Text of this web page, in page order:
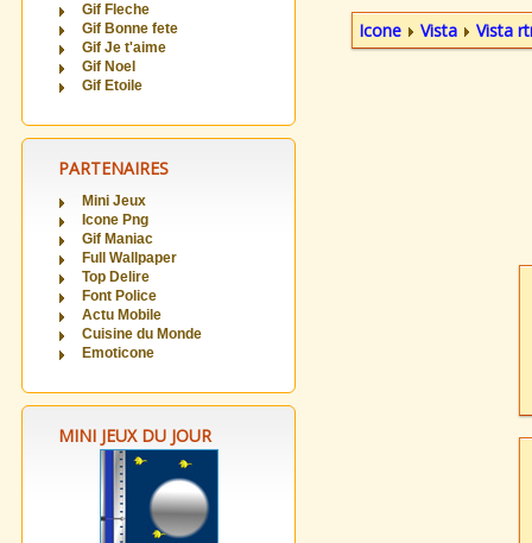
Gif Fleche
Gif Bonne fete
Gif Je t'aime
Gif Noel
Gif Etoile
PARTENAIRES
Mini Jeux
Icone Png
Gif Maniac
Full Wallpaper
Top Delire
Font Police
Actu Mobile
Cuisine du Monde
Emoticone
MINI JEUX DU JOUR
Icone Vista Vista